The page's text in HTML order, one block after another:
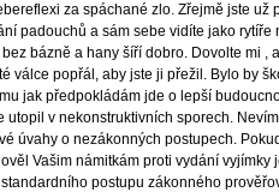
za spáchané zlo. Zřejmě jste už
padouchů a sám sebe vidíte jako rytíře
bázně a hany šíří dobro. Dovolte mi ,
válce popřál, aby jste ji přežil. Bylo by
jak předpokládám jde o lepší
utopil v nekonstruktivních sporech.
úvahy o nezákonných postupech.
Vašim námitkám proti vydání vyjímky
postupu zákonného